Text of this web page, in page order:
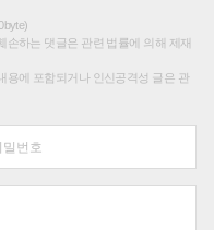
손하는 댓글은 관련 법률에 의해 제재
용에 포함되거나 인신공격성 글은 관